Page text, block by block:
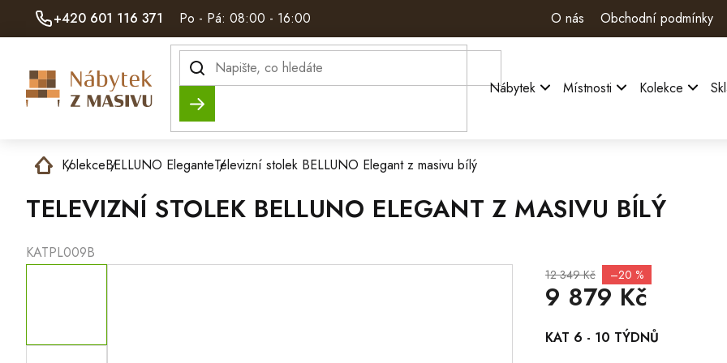
+420 601 116 371 Po - Pá: 08:00 - 16:00 O nás Obchodní podmínky
Hledat Nábytek Místnosti Kolekce
DomůKolekceBELLUNO EleganteTelevizní stolek BELLUNO Elegant z masivu bílý
TELEVIZNÍ STOLEK BELLUNO ELEGANT Z MASIVU BÍLÝ
KATPL009B
12 349 Kč –20 %
9 879 Kč
Měrná
cena:
KAT 6 - 10 TÝDNŮ